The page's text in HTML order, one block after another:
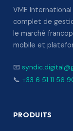
VME
complet de
le marché
mobile et
📧
📞 +33 6 51 11 56
PRODUITS